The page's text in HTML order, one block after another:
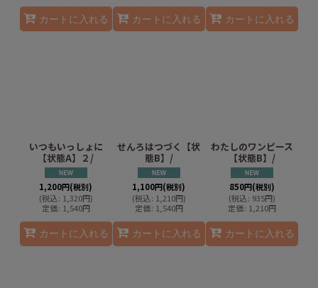
カートに入れる カートに入れる カートに入れる
いつもいっしょに
【状態A】２/
1,200円(税別)
(税込: 1,320円)
定価: 1,540円
カートに入れる
せんろはつづく【状
態B】/
1,100円(税別)
(税込: 1,210円)
定価: 1,540円
カートに入れる
わたしのワンピース
【状態B】/
850円(税別)
(税込: 935円)
定価: 1,210円
カートに入れる